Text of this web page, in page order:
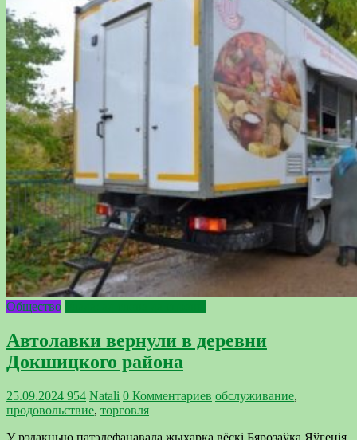
Общество
Автолавки вернули в деревни
Докшицкого района
25.09.2024 954 Natali 0 Комментариев обслуживание,
продовольствие, торговля